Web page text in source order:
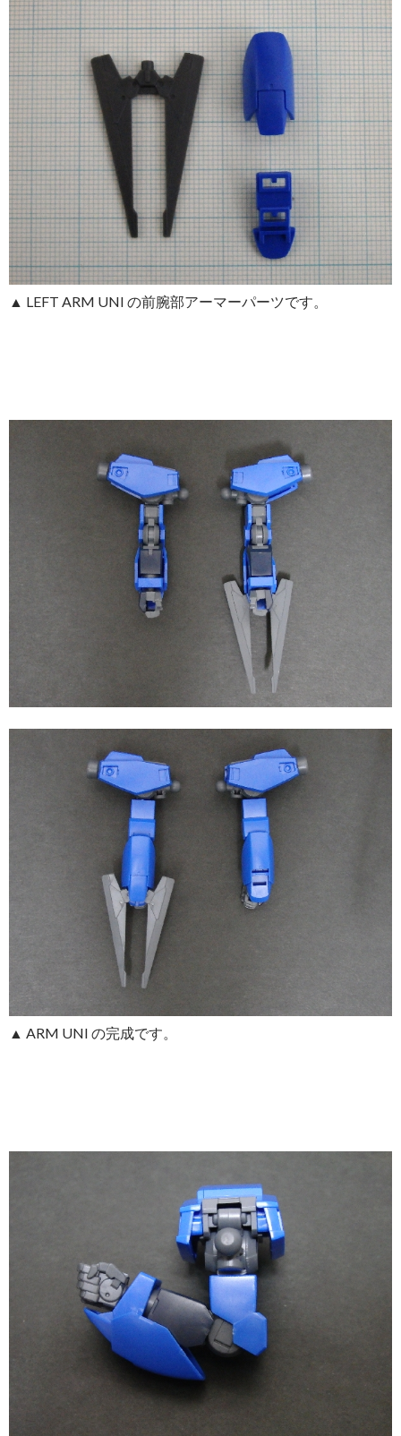
▲ LEFT ARM UNI の前腕部アーマーパーツです。
▲ ARM UNI の完成です。